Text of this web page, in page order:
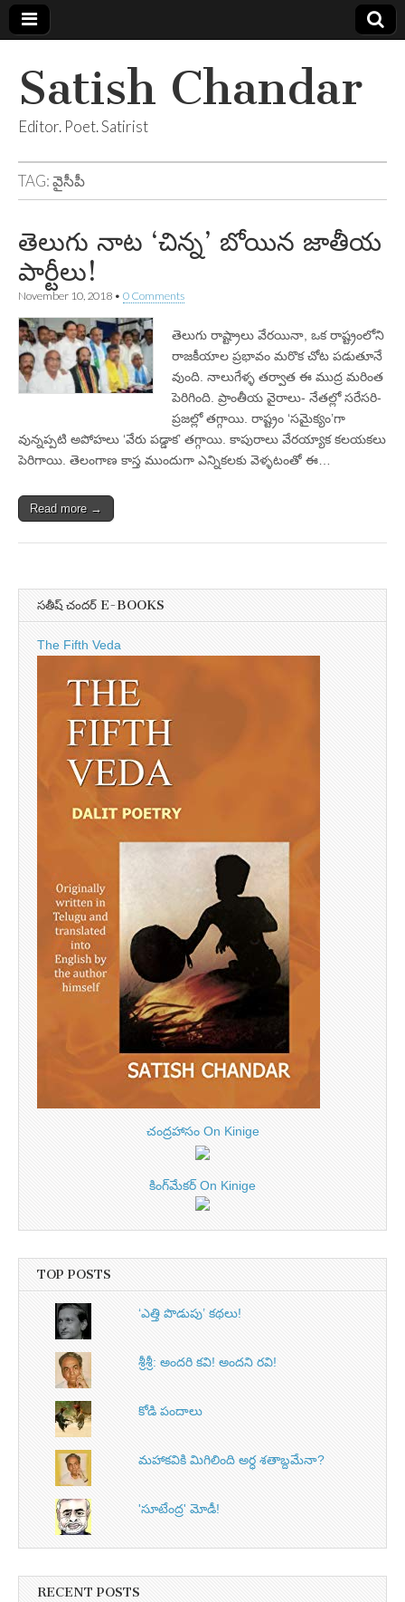
Satish Chandar
Editor. Poet. Satirist
TAG:వైసీపీ
తెలుగు నాట ‘చిన్న’ బోయిన జాతీయ
పార్టీలు!
November 10, 2018 • 0 Comments
తెలుగు రాష్ట్రాలు వేరయినా, ఒక రాష్ట్రంలోని
రాజకీయాల ప్రభావం మరొక చోట పడుతూనే
వుంది. నాలుగేళ్ళ తర్వాత ఈ ముద్ర మరింత
పెరిగింది. ప్రాంతీయ వైరాలు- నేతల్లో సరేసరి-
ప్రజల్లో తగ్గాయి. రాష్ట్రం ‘సమైక్యం’గా
వున్నప్పటి అపోహలు ‘వేరు పడ్డాక’ తగ్గాయి. కాపురాలు వేరయ్యాక కలయకలు
పెరిగాయి. తెలంగాణ కాస్త ముందుగా ఎన్నికలకు వెళ్ళటంతో ఈ…
Read more →
సతీష్ చందర్ E-BOOKS
The Fifth Veda
చంద్రహాసం On Kinige
కింగ్‌మేకర్ On Kinige
TOP POSTS
‘ఎత్తి పొడుపు’ కథలు!
శ్రీశ్రీ: అందరి కవి! అందని రవి!
కోడి పందాలు
మహాకవికి మిగిలింది అర్ధ శతాబ్దమేనా?
'సూటేంద్ర' మోడీ!
RECENT POSTS